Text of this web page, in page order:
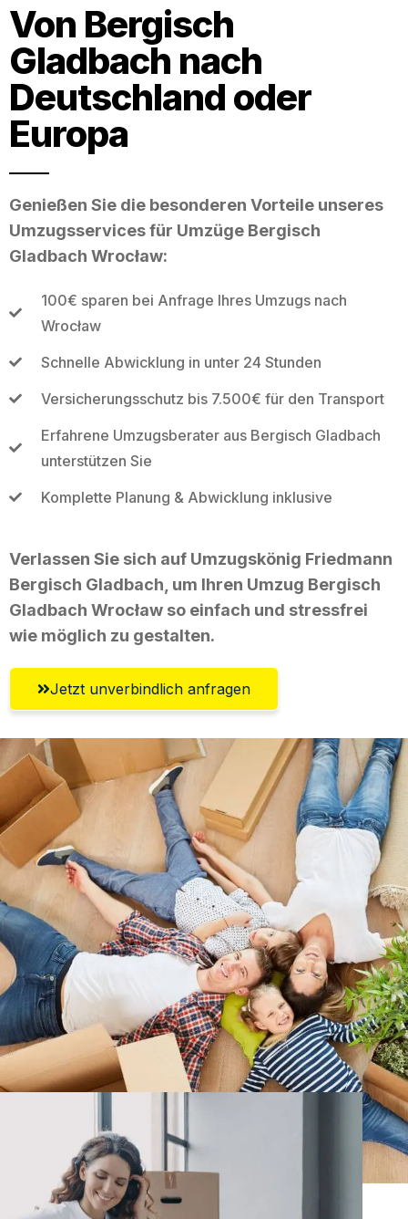
Von Bergisch
Gladbach nach
Deutschland oder
Europa
Genießen Sie die besonderen Vorteile unseres
Umzugsservices für Umzüge Bergisch
Gladbach Wrocław:
100€ sparen bei Anfrage Ihres Umzugs nach
Wrocław
Schnelle Abwicklung in unter 24 Stunden
Versicherungsschutz bis 7.500€ für den Transport
Erfahrene Umzugsberater aus Bergisch Gladbach
unterstützen Sie
Komplette Planung & Abwicklung inklusive
Verlassen Sie sich auf Umzugskönig Friedmann
Bergisch Gladbach, um Ihren Umzug Bergisch
Gladbach Wrocław so einfach und stressfrei
wie möglich zu gestalten.
Jetzt unverbindlich anfragen